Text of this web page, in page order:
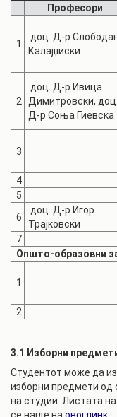
Професори
1
доц. Д-р
Калајџиски
2
доц. Д-р Ивица
Димитровски, доц.
Д-р Соња Гиевска
3
4
5
6
доц. Д-р Игор
Трајковски
7
Општо-образовни
1
2
3.1 Изборни
Студентот може да
изборни предмети од
на студии. Листата